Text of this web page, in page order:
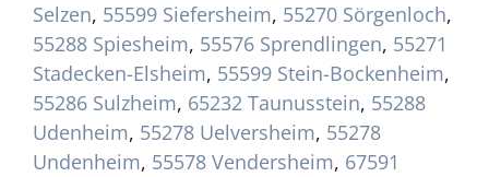
Selzen, 55599 Siefersheim, 55270 Sörgenloch,
55288 Spiesheim, 55576 Sprendlingen, 55271
Stadecken-Elsheim, 55599 Stein-Bockenheim,
55286 Sulzheim, 65232 Taunusstein, 55288
Udenheim, 55278 Uelversheim, 55278
Undenheim, 55578 Vendersheim, 67591